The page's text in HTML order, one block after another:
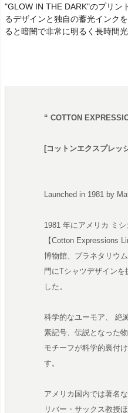
"GLOW IN THE DARK"のプリン
るデザインと独自の蓄光インク
ると暗闇で非常に明るく長時間光
“ COTTON
[コットンエクスプレッ
Launched in 1981 by
1981 年にアメリカ ミ
【Cotton Expressions
博物館、プラネタリウ
門にTシャツデザイン
した。
科学的なユーモア、 絶
素記号、伝説となった
モチーフが科学的裏付
す。
アメリカ国内では著名
リバー・サックス教授